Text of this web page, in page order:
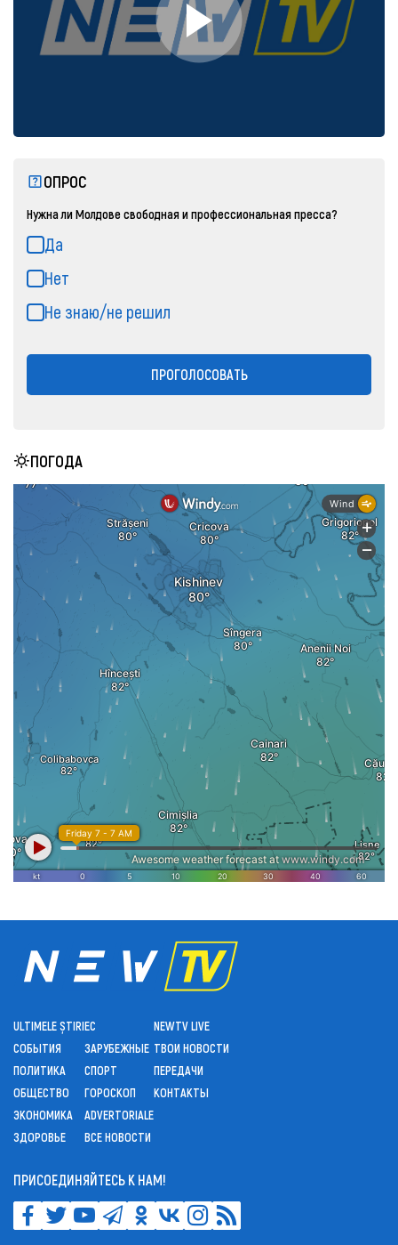
ОПРОС
Нужна ли Молдове свободная и профессиональная пресса?
Да
Нет
Не знаю/не решил
ПРОГОЛОСОВАТЬ
ПОГОДА
ULTIMELE ȘTIRI
СОБЫТИЯ
ПОЛИТИКА
ОБЩЕСТВО
ЭКОНОМИКА
ЗДОРОВЬЕ
ЕС
ЗАРУБЕЖНЫЕ
СПОРТ
ГОРОСКОП
ADVERTORIALE
ВСЕ НОВОСТИ
NEWTV LIVE
ТВОИ НОВОСТИ
ПЕРЕДАЧИ
КОНТАКТЫ
ПРИСОЕДИНЯЙТЕСЬ К НАМ!